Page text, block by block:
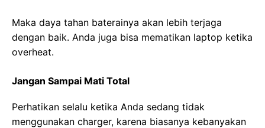
Maka daya tahan baterainya akan lebih terjaga
dengan baik. Anda juga bisa mematikan laptop ketika
overheat.
Jangan Sampai Mati Total
Perhatikan selalu ketika Anda sedang tidak
menggunakan charger, karena biasanya kebanyakan